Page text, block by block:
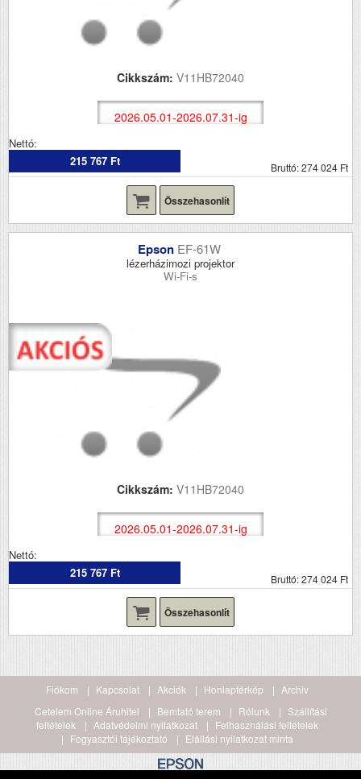
Cikkszám: V11HB72040
2026.05.01-2026.07.31-ig
Nettó:
215 767 Ft
Bruttó: 274 024 Ft
Összehasonlít
Epson EF-61W
lézerházimozi projektor
Wi-Fi-s
Cikkszám: V11HB72040
2026.05.01-2026.07.31-ig
Nettó:
215 767 Ft
Bruttó: 274 024 Ft
Összehasonlít
Fiókom Kapcsolat Akciók Honlaptérkép
Archiv
Cetelem Online Áruhitel
Bemtató terem Rólunk
Szállítási
feltételek
Adatvédelmi nyilatkozat
Felhasználási feltételek
Fogyasztói tájékoztató
Elállási nyilatkozat minta